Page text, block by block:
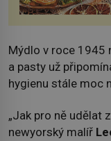
Mýdlo v roce 1945
a pasty už
hygienu stále moc
„Jak pro ně udělat
newyorský malíř